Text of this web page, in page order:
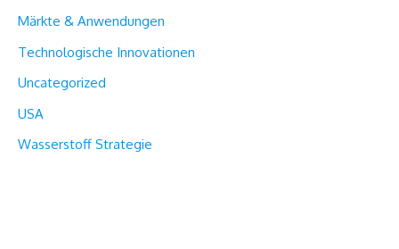
Märkte & Anwendungen
Technologische Innovationen
Uncategorized
USA
Wasserstoff Strategie